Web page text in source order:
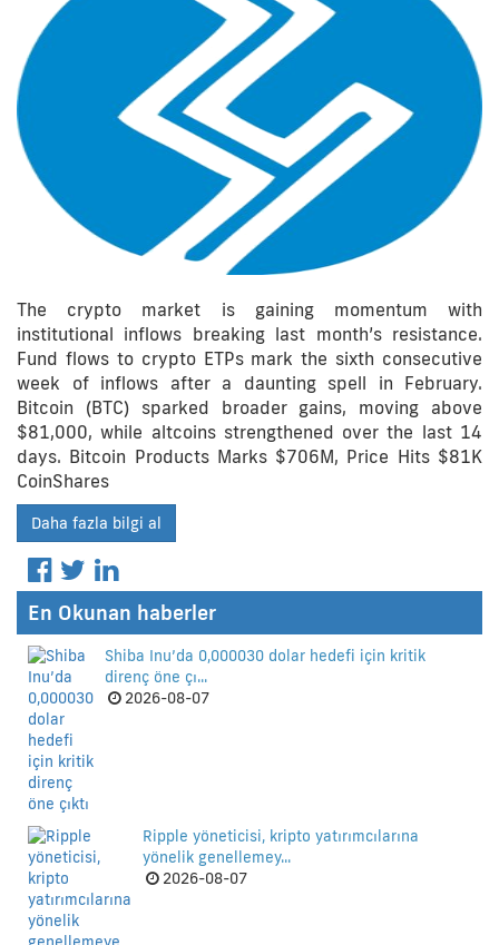
The crypto market is gaining momentum with
institutional inflows breaking last month’s resistance.
Fund flows to crypto ETPs mark the sixth consecutive
week of inflows after a daunting spell in February.
Bitcoin (BTC) sparked broader gains, moving above
$81,000, while altcoins strengthened over the last 14
days. Bitcoin Products Marks $706M, Price Hits $81K
CoinShares
Daha fazla bilgi al
En Okunan haberler
Shiba Inu’da 0,000030 dolar hedefi için kritik
direnç öne çı...
2026-08-07
Ripple yöneticisi, kripto yatırımcılarına
yönelik genellemey...
2026-08-07